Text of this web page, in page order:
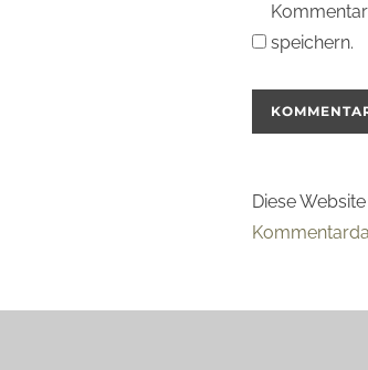
Kommentar
speichern.
Diese